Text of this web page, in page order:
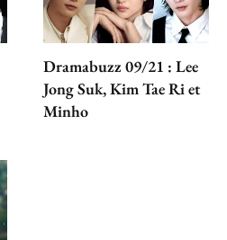
Dramabuzz 09/21 : Lee
Jong Suk, Kim Tae Ri et
Minho